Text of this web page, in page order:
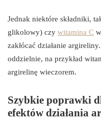
Jednak niektóre składniki,
glikolowy) czy witamina C
zakłócać działanie
oddzielnie, na przykład
argirelinę wieczorem.
Szybkie poprawki
efektów działania